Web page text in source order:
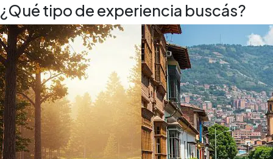
5,0(5)
¿Qué tipo de experiencia buscás?